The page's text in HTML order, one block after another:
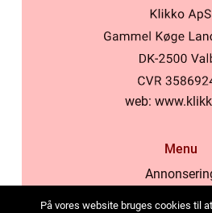
web:
Menu
På vores website bruges cookies til